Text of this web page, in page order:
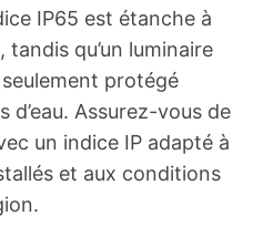
IP65 est étanche à
tandis qu’un luminaire
protégé
d’eau. Assurez-vous de
un indice IP adapté à
et aux conditions